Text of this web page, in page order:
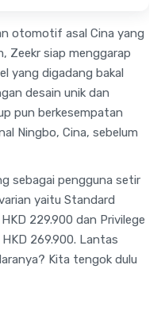
otomotif asal Cina yang
Zeekr siap menggarap
yang digadang bakal
desain unik dan
pun berkesempatan
Ningbo, Cina, sebelum
sebagai pengguna setir
yaitu Standard
229.900 dan Privilege
269.900. Lantas
Kita tengok dulu